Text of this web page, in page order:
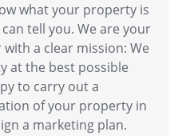
what your property is
tell you. We are your
a clear mission: We
at the best possible
to carry out a
of your property in
a marketing plan.